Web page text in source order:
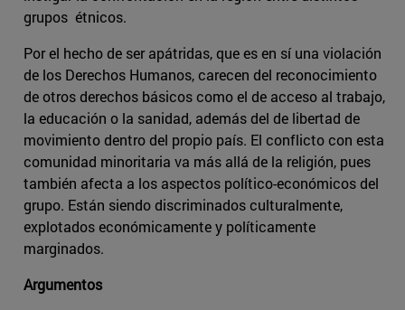
grupos étnicos.
Por el hecho de ser apátridas, que es en sí una violación
de los Derechos Humanos, carecen del reconocimiento
de otros derechos básicos como el de acceso al trabajo,
la educación o la sanidad, además del de libertad de
movimiento dentro del propio país. El conflicto con esta
comunidad minoritaria va más allá de la religión, pues
también afecta a los aspectos político-económicos del
grupo. Están siendo discriminados culturalmente,
explotados económicamente y políticamente
marginados.
Argumentos